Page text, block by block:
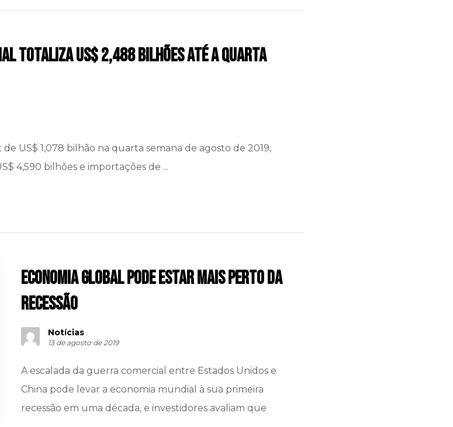
totaliza US$ 2,488 bilhões até a quarta
US$ 1,078 bilhão na quarta semana de agosto de 2019,
4,590 bilhões e importações de ...
Economia global pode estar mais perto da
recessão
Notícias
13 de agosto de 2019
A escalada da guerra comercial entre Estados Unidos e
China pode levar a economia mundial à sua primeira
recessão em uma década, e investidores avaliam que